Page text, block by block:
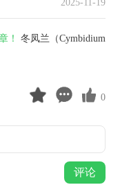
2025-11-19
！
冬凤兰（Cymbidium
0
评论